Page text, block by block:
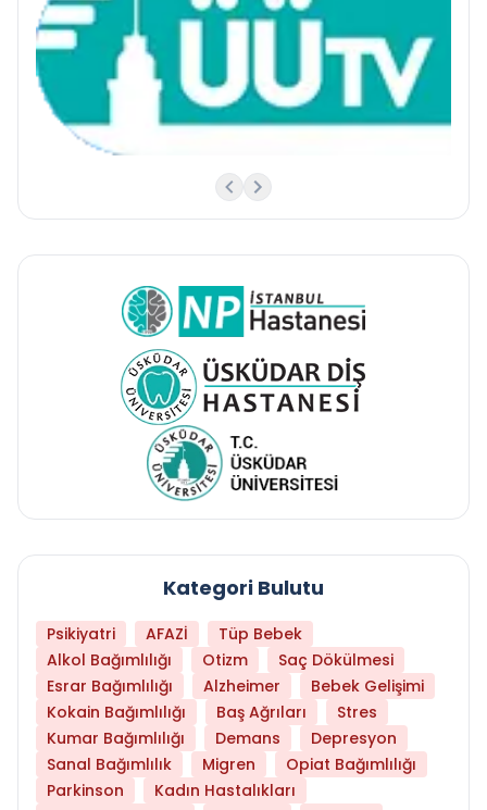
Kategori Bulutu
Psikiyatri AFAZİ
Tüp Bebek
Alkol Bağımlılığı
Otizm
Saç Dökülmesi
Esrar Bağımlılığı
Alzheimer
Bebek Gelişimi
Kokain Bağımlılığı
Baş Ağrıları
Stres
Kumar Bağımlılığı
Demans
Depresyon
Sanal Bağımlılık
Migren
Opiat Bağımlılığı
Parkinson
Kadın Hastalıkları